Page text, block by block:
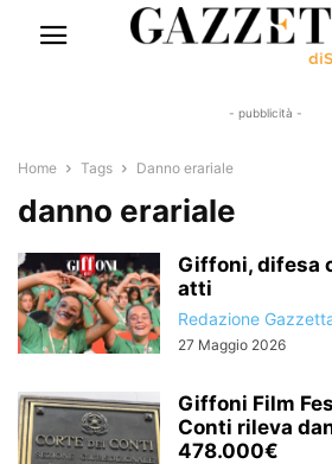
- pubblicità -
Home Tags Danno erariale
danno erariale
Giffoni, difesa
atti
Redazione
27 Maggio 2026
Giffoni Film
Conti rileva
478.000€